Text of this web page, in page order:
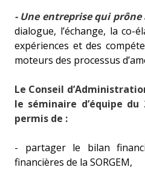
- Une entreprise qui
dialogue, l’échange, la co-
expériences et des
moteurs des processus
Le Conseil
le séminaire d’équipe
permis de :
- partager le bilan
financières de la SORGEM,